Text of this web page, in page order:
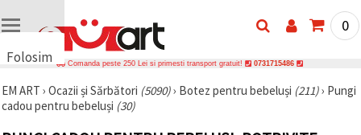
Folosim
uri
🍪 Folosim
0
Comanda peste 250 Lei si primesti transport gratuit! 0731715486
EM ART › Ocazii și Sărbători (5090)› Botez pentru bebeluși (211)› Pungi
cadou pentru bebeluși (30)